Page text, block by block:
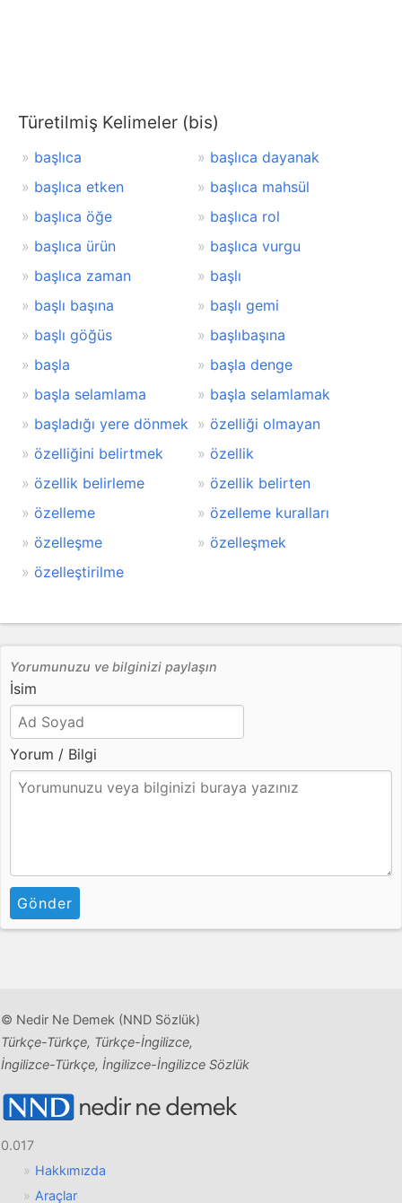
Türetilmiş Kelimeler (bis)
başlıca
başlıca dayanak
başlıca etken
başlıca mahsül
başlıca öğe
başlıca rol
başlıca ürün
başlıca vurgu
başlıca zaman
başlı
başlı başına
başlı gemi
başlı göğüs
başlıbaşına
başla
başla denge
başla selamlama
başla selamlamak
başladığı yere dönmek
özelliği olmayan
özelliğini belirtmek
özellik
özellik belirleme
özellik belirten
özelleme
özelleme kuralları
özelleşme
özelleşmek
özelleştirilme
Yorumunuzu ve bilginizi paylaşın
İsim
Yorum / Bilgi
Gönder
© Nedir Ne Demek (NND Sözlük)
Türkçe-Türkçe, Türkçe-İngilizce,
İngilizce-Türkçe, İngilizce-İngilizce Sözlük
0.017
Hakkımızda
Araçlar